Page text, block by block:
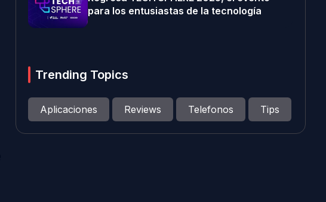
para los entusiastas de la tecnología
Trending Topics
Aplicaciones Reviews Telefonos Tips